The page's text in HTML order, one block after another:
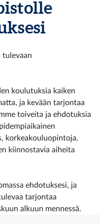
tulevaan
koulutuksia kaiken
ja kevään tarjontaa
toiveita ja ehdotuksia
korkeakouluopintoja,
kiinnostavia aiheita
ehdotuksesi, ja
tarjontaa
alkuun mennessä.